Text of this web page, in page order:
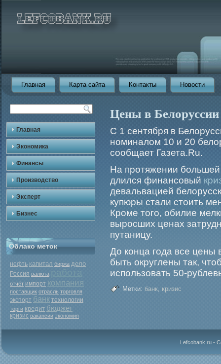
Главная Карта сайта Контакты Новости
Главная
Экономика
Финансы
Производство
Эксперт
Бизнес
Облако меток
нефть капитал биржа дело
Россия валюта
отчёт импорт компания
поставщик отрасль торговля
экспорт банк технологии
торги кредит бюджет
кризис вакансии экономия
Цены в Белоруссии
С 1 сентября в
номиналом 10 и 20
сообщает Газета.Ru.
На протяжении большей
длился финансовый
девальвацией
купюры стали стоить
Кроме того, обилие
выросших ценах
путаницу.
До конца гοда все цены
быть округлены так,
использовать 50-
Метки: банк, кризис
Lefcobank.ru -